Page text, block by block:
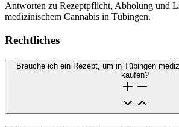
Antworten zu Rezeptpflicht, Abholung und
medizinischem Cannabis in Tübingen.
Rechtliches
Brauche ich ein Rezept, um in Tübingen
kaufen?